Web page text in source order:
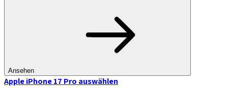
Ansehen
Apple iPhone 17 Pro auswählen